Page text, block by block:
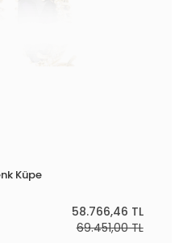
Küpe
58.766,46 TL
69.451,00 TL